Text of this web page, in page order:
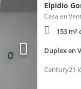
Elpidio
Casa en
153 m²
Duplex en